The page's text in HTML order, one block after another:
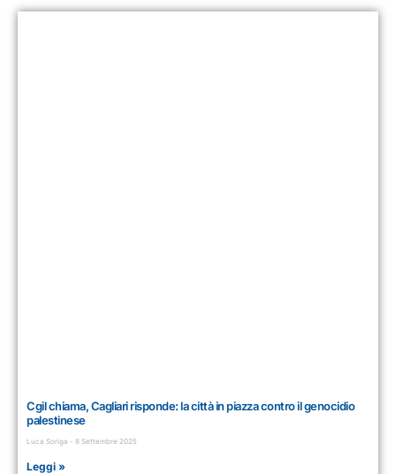
Cgil chiama, Cagliari risponde: la città in piazza contro il genocidio
palestinese
Luca Soriga 8 Settembre 2025
Leggi »